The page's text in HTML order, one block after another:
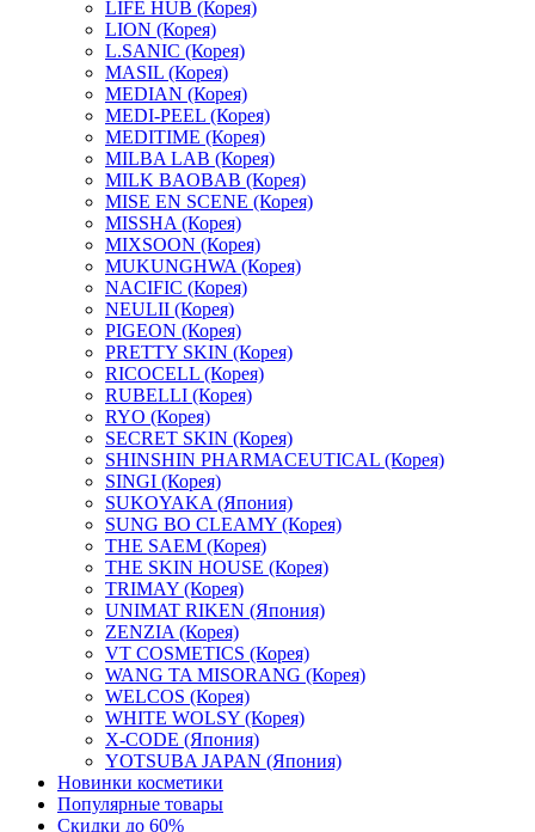
LIFE HUB (Корея)
LION (Корея)
L.SANIC (Корея)
MASIL (Корея)
MEDIAN (Корея)
MEDI-PEEL (Корея)
MEDITIME (Корея)
MILBA LAB (Корея)
MILK BAOBAB (Корея)
MISE EN SCENE (Корея)
MISSHA (Корея)
MIXSOON (Корея)
MUKUNGHWA (Корея)
NACIFIC (Корея)
NEULII (Корея)
PIGEON (Корея)
PRETTY SKIN (Корея)
RICOCELL (Корея)
RUBELLI (Корея)
RYO (Корея)
SECRET SKIN (Корея)
SHINSHIN PHARMACEUTICAL (Корея)
SINGI (Корея)
SUKOYAKA (Япония)
SUNG BO CLEAMY (Корея)
THE SAEM (Корея)
THE SKIN HOUSE (Корея)
TRIMAY (Корея)
UNIMAT RIKEN (Япония)
ZENZIA (Корея)
VT COSMETICS (Корея)
WANG TA MISORANG (Корея)
WELCOS (Корея)
WHITE WOLSY (Корея)
X-CODE (Япония)
YOTSUBA JAPAN (Япония)
Новинки косметики
Популярные товары
Скидки до 60%